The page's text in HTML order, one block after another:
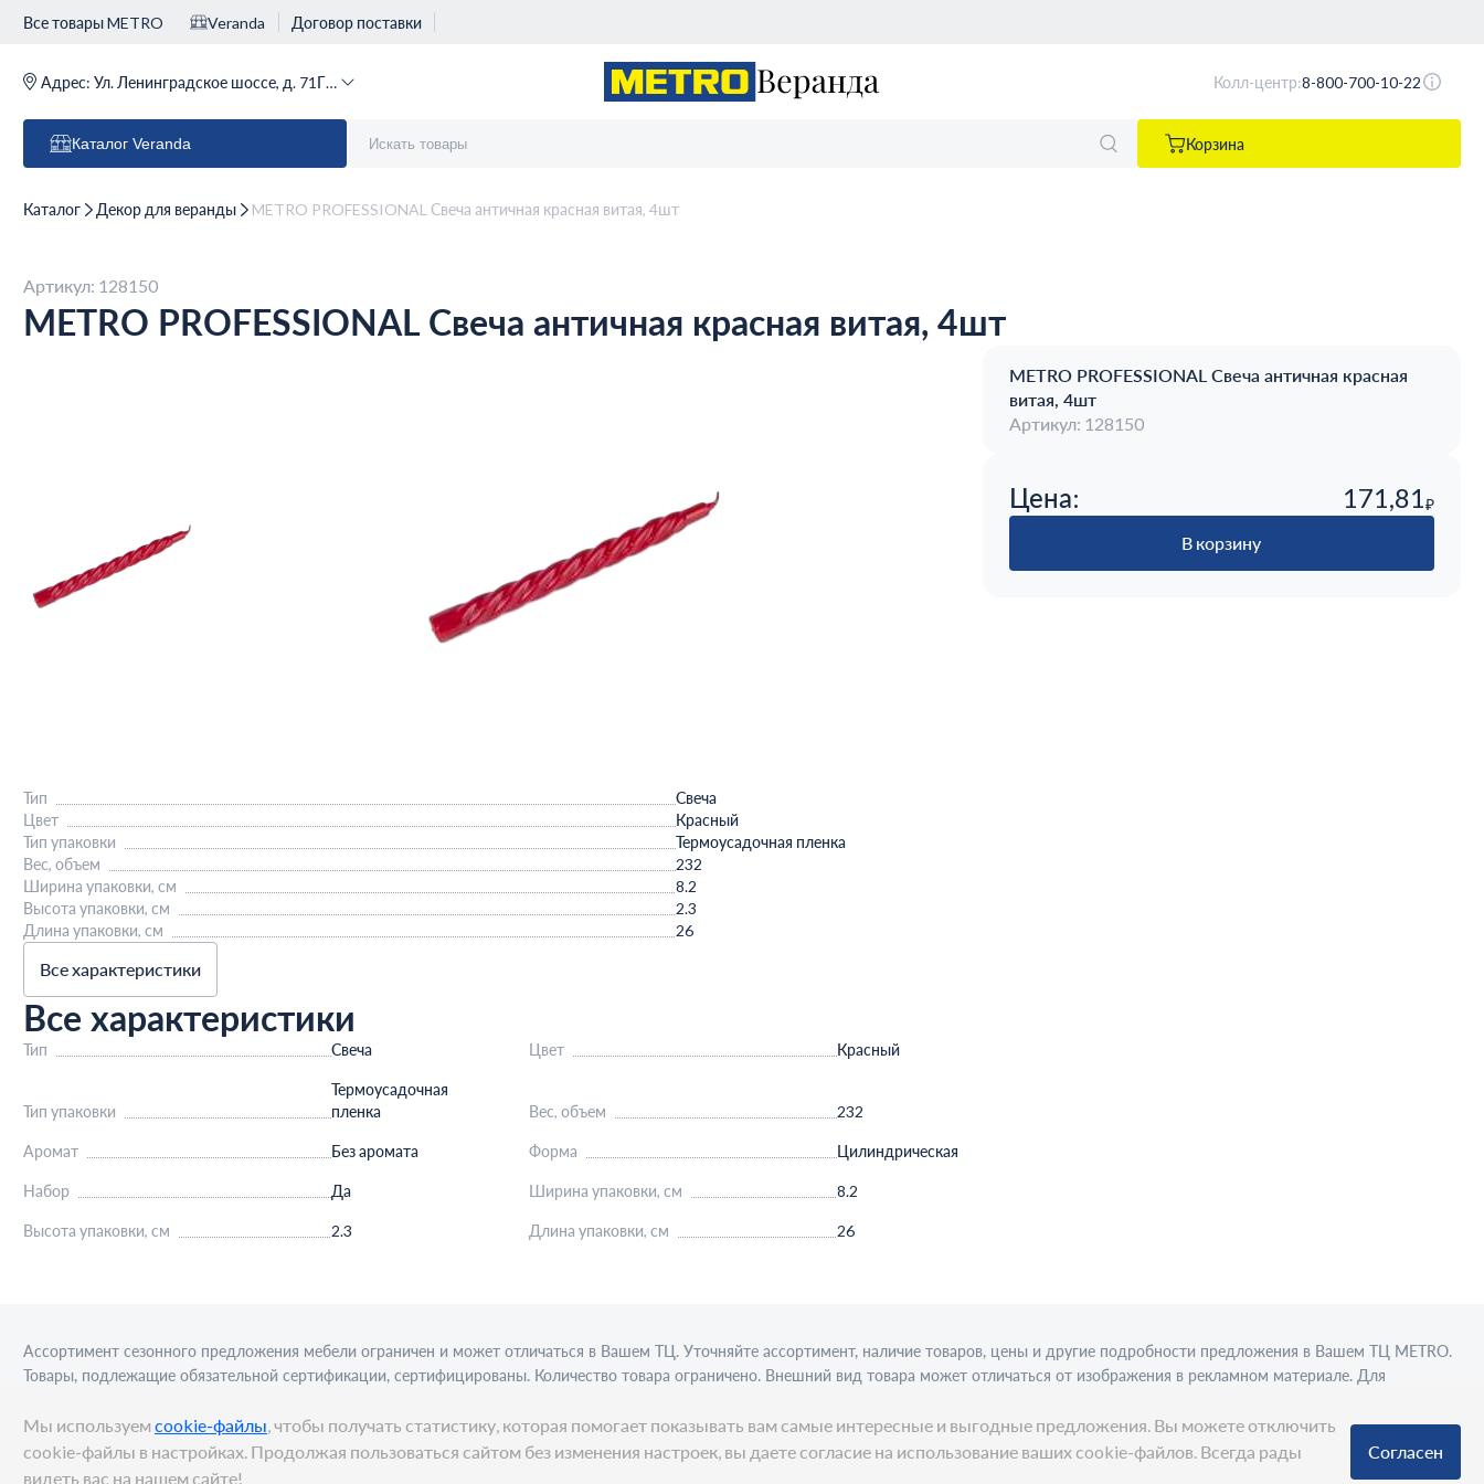
Все товары METRO Veranda Договор поставки
Адрес: Ул. Ленинградское шоссе, д. 71Г (м. Речной вокзал) Колл-центр:8-800-700-10-22
Каталог Veranda Корзина
Каталог Декор для веранды METRO PROFESSIONAL Свеча античная красная витая, 4шт
Артикул: 128150
METRO PROFESSIONAL Свеча античная красная витая, 4шт
Тип
Свеча
Цвет
Красный
Тип упаковки
Термоусадочная пленка
Вес, объем
232
Ширина упаковки, см
8.2
Высота упаковки, см
2.3
Длина упаковки, см
26
Все характеристики
Все характеристики
Тип Свеча Цвет Красный
Тип упаковки
Термоусадочная
пленка
Вес, объем 232
Аромат Без аромата Форма Цилиндрическая
Набор Да Ширина упаковки, см 8.2
Высота упаковки, см 2.3 Длина упаковки, см 26
METRO PROFESSIONAL Свеча античная красная
витая, 4шт
Артикул: 128150
Цена: 171,81₽
В корзину
Ассортимент сезонного предложения мебели ограничен и может отличаться в Вашем ТЦ. Уточняйте ассортимент, наличие товаров, цены и другие подробности предложения в Вашем ТЦ МЕТRО.
Товары, подлежащие обязательной сертификации, сертифицированы. Количество товара ограничено. Внешний вид товара может отличаться от изображения в рекламном материале. Для
Мы используем cookie-файлы, чтобы получать статистику, которая помогает показывать вам самые интересные и выгодные предложения. Вы можете отключить
cookie-файлы в настройках. Продолжая пользоваться сайтом без изменения настроек, вы даете согласие на использование ваших cookie-файлов. Всегда рады
видеть вас на нашем сайте!
Согласен